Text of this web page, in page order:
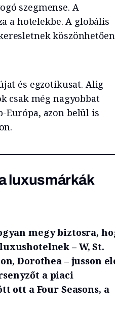
szegmense. A
a hotelekbe. A globális
köszönhetően
és egzotikusat. Alig
csak még nagyobbat
Európa, azon belül is
luxusmárkák
megy biztosra,
– W, St.
Dorothea – jusson
a piaci
ott a Four Seasons, a